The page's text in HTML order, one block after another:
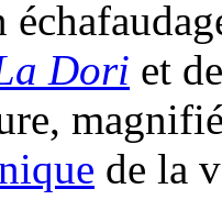
Dori et
de la